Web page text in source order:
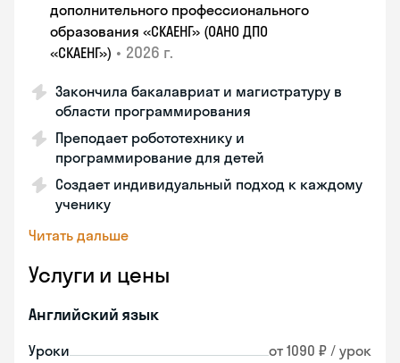
дополнительного профессионального
образования «СКАЕНГ» (ОАНО ДПО
«СКАЕНГ») • 2026 г.
Закончила бакалавриат и магистратуру в
области программирования
Преподает робототехнику и
программирование для детей
Создает индивидуальный подход к каждому
ученику
Читать дальше
Услуги и цены
Английский язык
Уроки от 1090 ₽ / урок